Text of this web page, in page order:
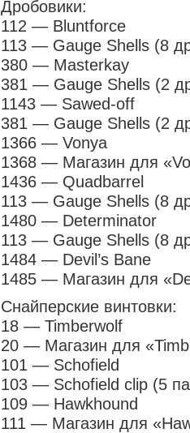
Дробовики:
112 — Bluntforce
113 — Gauge Shells (8
380 — Masterkay
381 — Gauge Shells (2
1143 — Sawed-off
381 — Gauge Shells (2
1366 — Vonya
1368 — Магазин для
1436 — Quadbarrel
113 — Gauge Shells (8
1480 — Determinator
113 — Gauge Shells (8
1484 — Devil’s Bane
1485 — Магазин для
Снайперские винтовки:
18 — Timberwolf
20 — Магазин для
101 — Schofield
103 — Schofield clip (5
109 — Hawkhound
111 — Магазин для